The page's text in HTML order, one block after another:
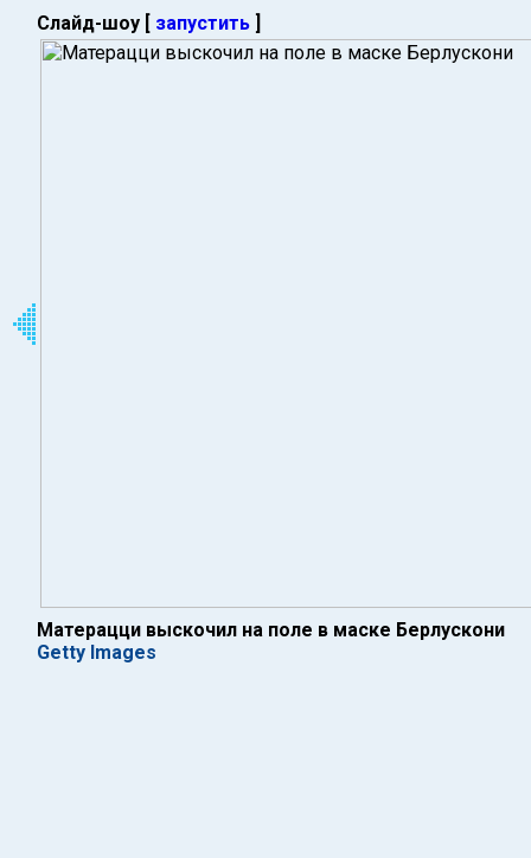
Слайд-шоу [ запустить ]
Матерацци выскочил на поле в маске Берлускони
Getty Images